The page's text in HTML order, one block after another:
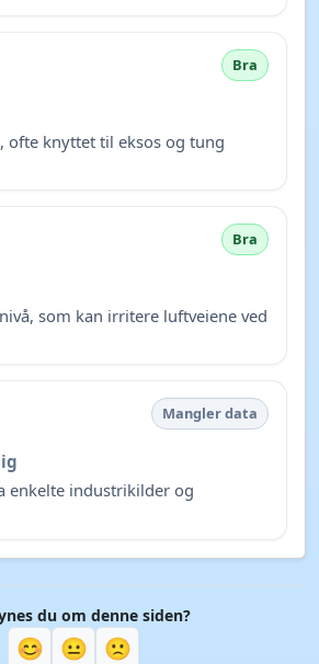
Bra
ofte knyttet til eksos og tung
Bra
som kan irritere luftveiene ved
Mangler data
enkelte industrikilder og
du om denne siden?
😊 😐 🙁